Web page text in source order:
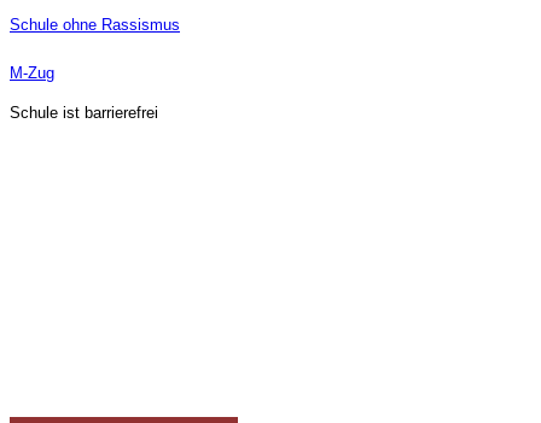
Schule ohne Rassismus
M-Zug
Schule ist barrierefrei